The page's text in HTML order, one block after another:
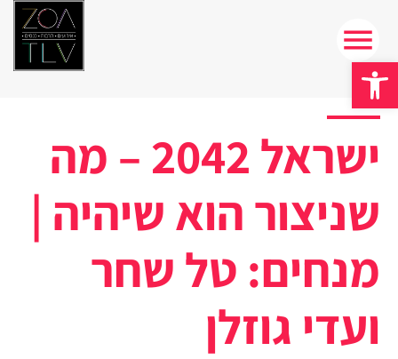
פתח סרגל נגישות
ישראל 2042 – מה
שניצור הוא שיהיה |
מנחים: טל שחר
ועדי גוזלן